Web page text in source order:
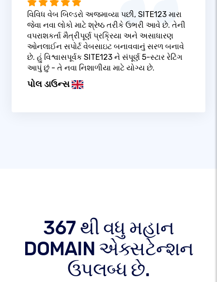
વિવિધ વેબ બિલ્ડરો અજમાવ્યા પછી, SITE123 મારા
જેવા નવા લોકો માટે શ્રેષ્ઠ તરીકે ઉભરી આવે છે. તેની
વપરાશકર્તા મૈત્રીપૂર્ણ પ્રક્રિયા અને અસાધારણ
ઓનલાઈન સપોર્ટ વેબસાઇટ બનાવવાનું સરળ બનાવે
છે. હું વિશ્વાસપૂર્વક SITE123 ને સંપૂર્ણ 5-સ્ટાર રેટિંગ
આપું છું - તે નવા નિશાળીયા માટે યોગ્ય છે.
પોલ ડાઉન્સ
367 થી વધુ મહાન
DOMAIN એક્સટેન્શન
ઉપલબ્ધ છે.